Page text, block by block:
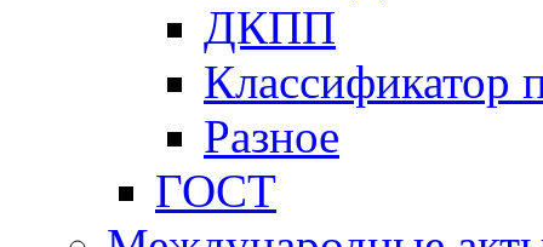
ДКПП
Классификатор
Разное
ГОСТ